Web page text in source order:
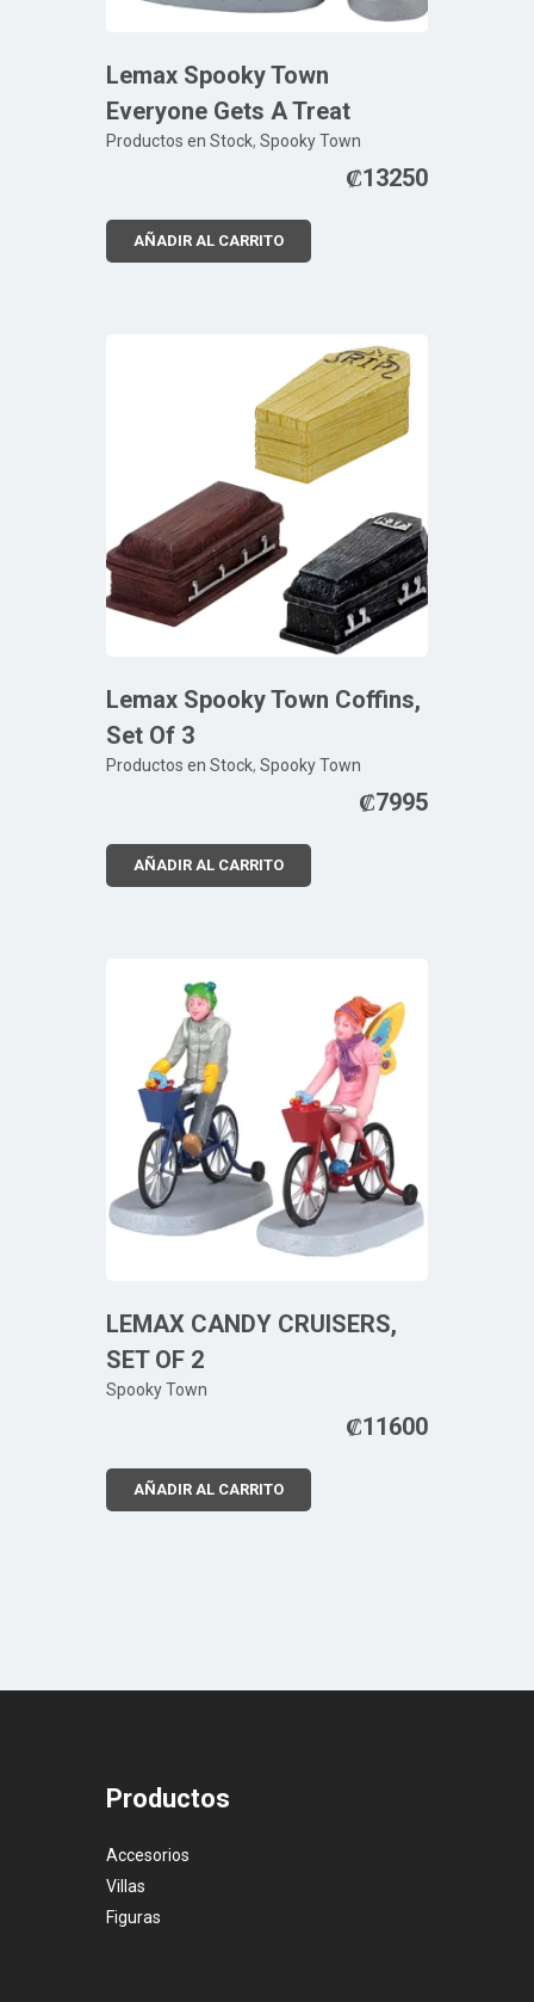
Lemax Spooky Town
Everyone Gets A Treat
Productos en Stock, Spooky Town
₡13250
AÑADIR AL CARRITO
Lemax Spooky Town Coffins,
Set Of 3
Productos en Stock, Spooky Town
₡7995
AÑADIR AL CARRITO
LEMAX CANDY CRUISERS,
SET OF 2
Spooky Town
₡11600
AÑADIR AL CARRITO
Productos
Accesorios
Villas
Figuras